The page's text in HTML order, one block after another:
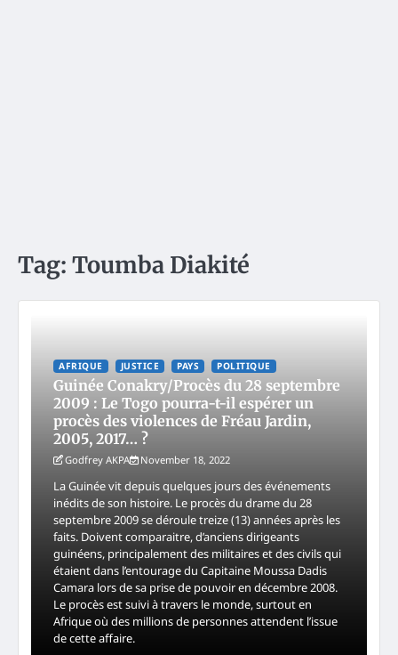
Tag: Toumba Diakité
AFRIQUE JUSTICE PAYS POLITIQUE
Guinée Conakry/Procès du 28 septembre
2009 : Le Togo pourra-t-il espérer un
procès des violences de Fréau Jardin,
2005, 2017… ?
Godfrey AKPA November 18, 2022
La Guinée vit depuis quelques jours des événements
inédits de son histoire. Le procès du drame du 28
septembre 2009 se déroule treize (13) années après les
faits. Doivent comparaitre, d’anciens dirigeants
guinéens, principalement des militaires et des civils qui
étaient dans l’entourage du Capitaine Moussa Dadis
Camara lors de sa prise de pouvoir en décembre 2008.
Le procès est suivi à travers le monde, surtout en
Afrique où des millions de personnes attendent l’issue
de cette affaire.